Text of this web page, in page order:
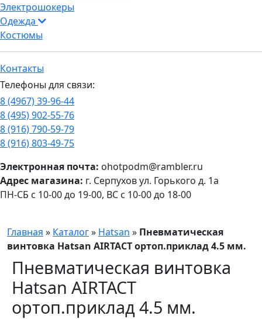
Электрошокеры
Одежда
Костюмы
Контакты
Телефоны для связи:
8 (4967) 39-96-44
8 (495) 902-55-76
8 (916) 790-59-79
8 (916) 803-49-75
ПН-СБ с 10-00 до 19-00, ВС с 10-00 до 18-00
Электронная почта: ohotpodm@rambler.ru
Адрес магазина: г. Серпухов ул. Горького д. 1а
Главная » Каталог» Hatsan » Пневматическая
винтовка Hatsan AIRTACT ортоп.приклад 4.5 мм.
Пневматическая винтовка
Hatsan AIRTACT
ортоп.приклад 4.5 мм.